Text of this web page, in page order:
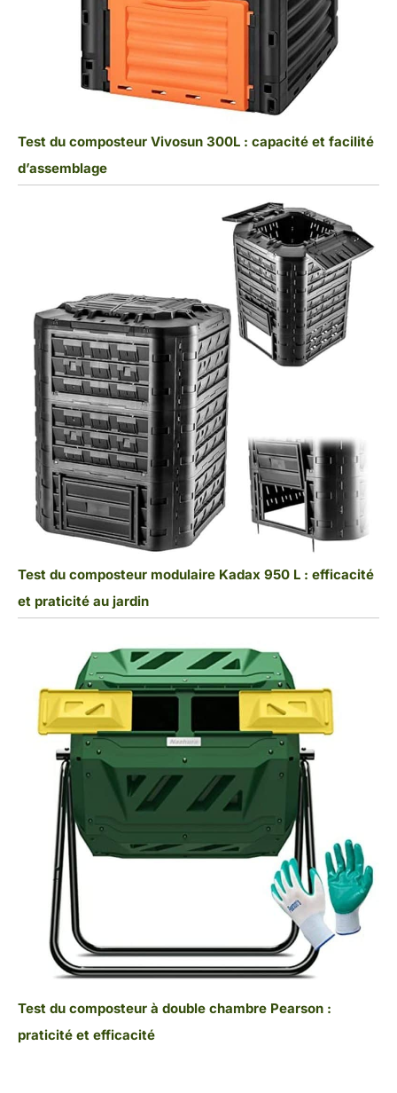
Test du composteur Vivosun 300L : capacité et facilité
d’assemblage
Test du composteur modulaire Kadax 950 L : efficacité
et praticité au jardin
Test du composteur à double chambre Pearson :
praticité et efficacité